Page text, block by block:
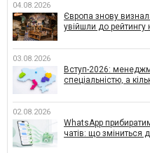
04.08.2026
Європа знову
увійшли до рейтингу
03.08.2026
Вступ-2026:
спеціальністю, а
02.08.2026
WhatsApp
чатів: що зміниться